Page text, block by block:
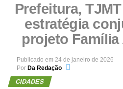
Prefeitura,
estratégia
projeto
Publicado em 24 de janeiro de 2026
Por Da Redação
CIDADES